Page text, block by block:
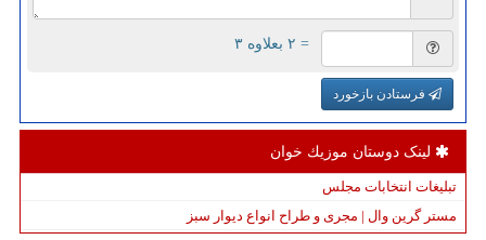
= ۲ بعلاوه ۳
فرستادن بازخورد
لینک دوستان موزیك خوان
تبلیغات انتخابات مجلس
مستر گرین وال | مجری و طراح انواع دیوار سبز